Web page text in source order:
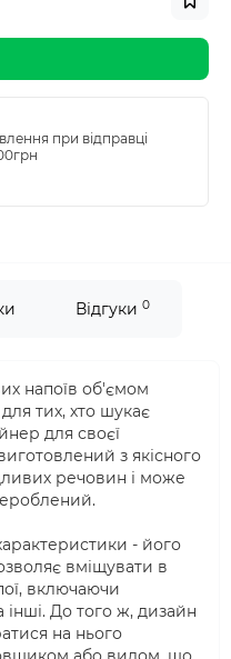
при відправці
Відгуки 0
напоїв об'ємом
тих, хто шукає
для своєї
з якісного
речовин і може
- його
вміщувати в
включаючи
інші. До того ж, дизайн
на нього